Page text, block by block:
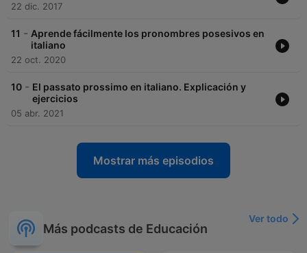
22 dic. 2017
11 - Aprende fácilmente los pronombres posesivos en
italiano
22 oct. 2020
10 - El passato prossimo en italiano. Explicación y
ejercicios
05 abr. 2021
Mostrar más episodios
Más podcasts de Educación
Ver todo